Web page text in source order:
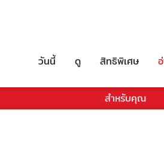
วันนี้ ดู สิทธิพิเศษ
สำหรับคุณ